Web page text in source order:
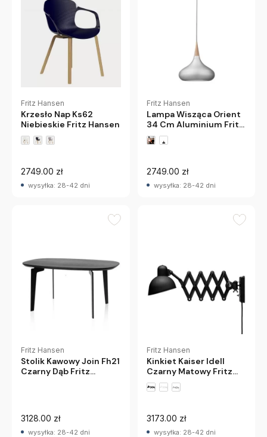
Fritz Hansen
Krzesło Nap Ks62
Niebieskie Fritz Hansen
2749.00 zł
wysyłka: 28-42 dni
Fritz Hansen
Lampa Wisząca Orient
34 Cm Aluminium Fritz
Hansen
2749.00 zł
wysyłka: 28-42 dni
Fritz Hansen
Stolik Kawowy Join Fh21
Czarny Dąb Fritz
3128.00 zł
wysyłka: 28-42 dni
Fritz Hansen
Kinkiet Kaiser Idell
Czarny Matowy Fritz
Hansen
3173.00 zł
wysyłka: 28-42 dni